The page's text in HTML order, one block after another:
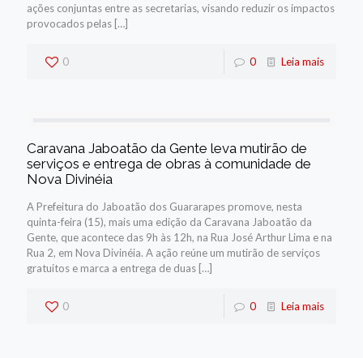
ações conjuntas entre as secretarias, visando reduzir os impactos
provocados pelas […]
0 0 Leia mais
Caravana Jaboatão da Gente leva mutirão de
serviços e entrega de obras à comunidade de
Nova Divinéia
A Prefeitura do Jaboatão dos Guararapes promove, nesta
quinta-feira (15), mais uma edição da Caravana Jaboatão da
Gente, que acontece das 9h às 12h, na Rua José Arthur Lima e na
Rua 2, em Nova Divinéia. A ação reúne um mutirão de serviços
gratuitos e marca a entrega de duas […]
0 0 Leia mais